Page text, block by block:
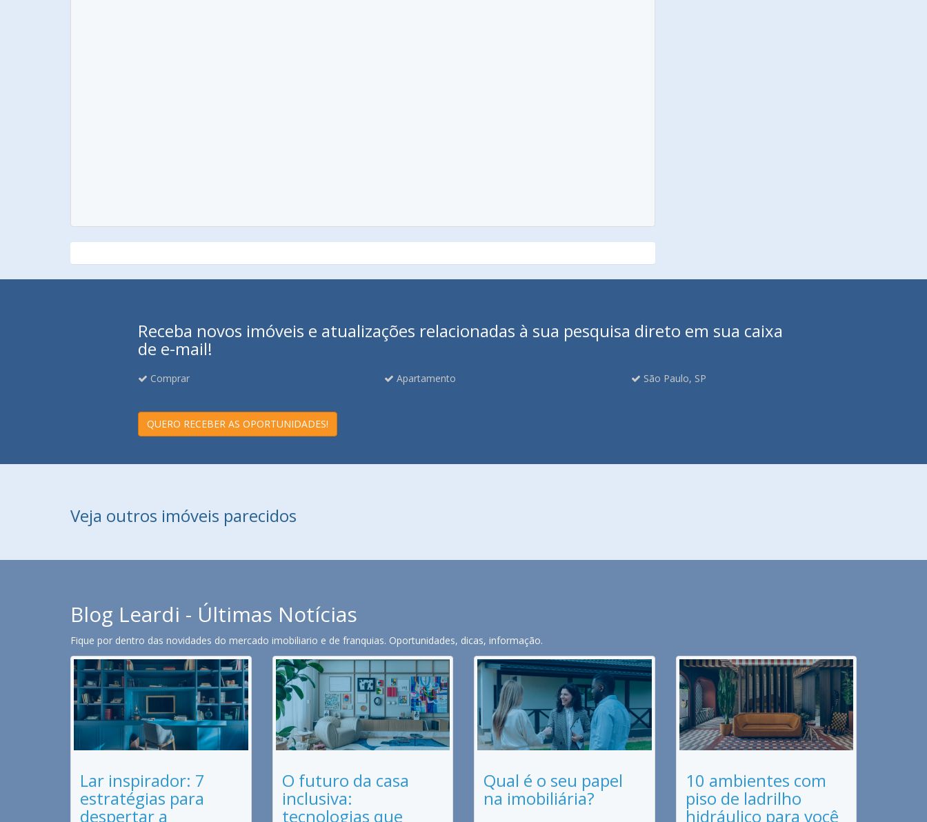
Receba novos imóveis e atualizações relacionadas à sua pesquisa direto em sua caixa
de e-mail!
Comprar Apartamento São Paulo, SP
QUERO RECEBER AS OPORTUNIDADES!
Veja outros imóveis parecidos
Blog Leardi - Últimas Notícias
Fique por dentro das novidades do mercado imobiliario e de franquias. Oportunidades, dicas, informação.
Lar inspirador: 7
estratégias para
despertar a
O futuro da casa
inclusiva:
tecnologias que
Qual é o seu papel
na imobiliária?
10 ambientes com
piso de ladrilho
hidráulico para você